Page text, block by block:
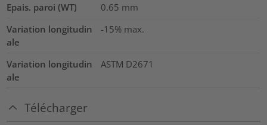
Epais. paroi (WT) 0.65 mm
Variation longitudin
ale
-15% max.
Variation longitudin
ale
ASTM D2671
Télécharger